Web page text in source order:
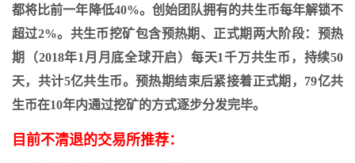
都将比前一年降低40%。创始团队拥有的共生币每年解锁不
超过2%。共生币挖矿包含预热期、正式期两大阶段：预热
期（2018年1月月底全球开启）每天1千万共生币，持续50
天，共计5亿共生币。预热期结束后紧接着正式期，79亿共
生币在10年内通过挖矿的方式逐步分发完毕。
目前不清退的交易所推荐：